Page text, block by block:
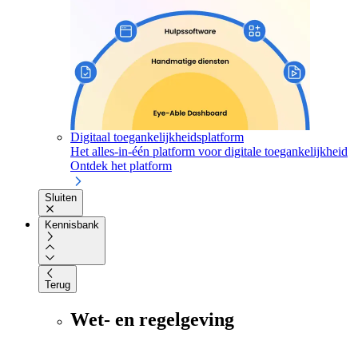
Digitaal toegankelijkheidsplatform
Het alles-in-één platform voor digitale toegankelijkheid
Ontdek het platform
Sluiten
Kennisbank
Terug
Wet- en regelgeving